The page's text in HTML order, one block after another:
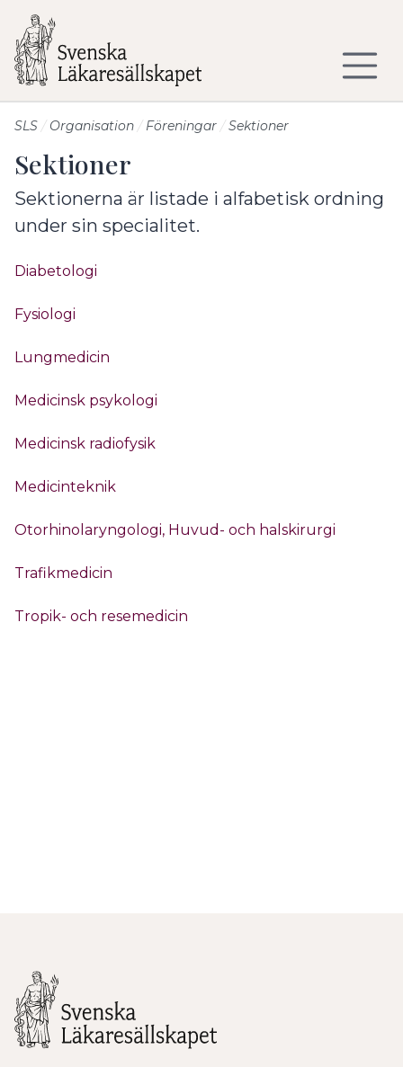
SLS Organisation Föreningar Sektioner
Sektioner
Sektionerna är listade i alfabetisk ordning
under sin specialitet.
Diabetologi
Fysiologi
Lungmedicin
Medicinsk psykologi
Medicinsk radiofysik
Medicinteknik
Otorhinolaryngologi, Huvud- och halskirurgi
Trafikmedicin
Tropik- och resemedicin